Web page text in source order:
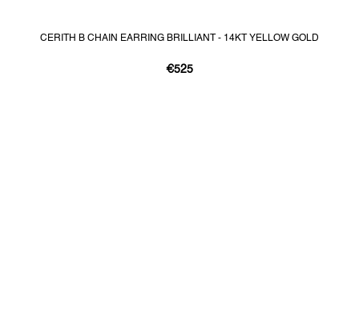
CERITH B CHAIN EARRING BRILLIANT - 14KT YELLOW GOLD
€525